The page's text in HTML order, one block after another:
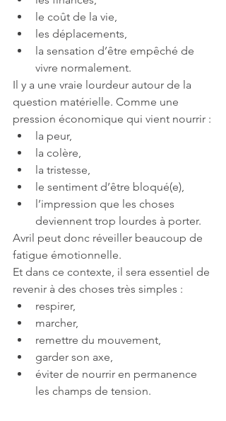
le coût de la vie,
les déplacements,
la sensation d’être empêché de
vivre normalement.
Il y a une vraie lourdeur autour de la
question matérielle. Comme une
pression économique qui vient nourrir :
la peur,
la colère,
la tristesse,
le sentiment d’être bloqué(e),
l’impression que les choses
deviennent trop lourdes à porter.
Avril peut donc réveiller beaucoup de
fatigue émotionnelle.
Et dans ce contexte, il sera essentiel de
revenir à des choses très simples :
respirer,
marcher,
remettre du mouvement,
garder son axe,
éviter de nourrir en permanence
les champs de tension.